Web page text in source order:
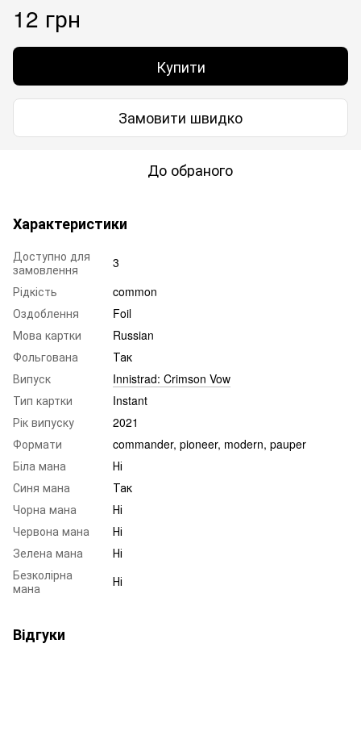
12 грн
Купити
Замовити швидко
До обраного
Характеристики
Доступно для
замовлення
3
Рідкість
common
Оздоблення
Foil
Мова картки
Russian
Фольгована
Так
Випуск
Innistrad: Crimson Vow
Тип картки
Instant
Рік випуску
2021
Формати
commander, pioneer, modern, pauper
Біла мана
Ні
Синя мана
Так
Чорна мана
Ні
Червона мана
Ні
Зелена мана
Ні
Безколірна
мана
Ні
Відгуки